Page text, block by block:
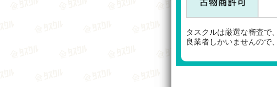
タスクルは厳選な審査で
良業者しかいませんので